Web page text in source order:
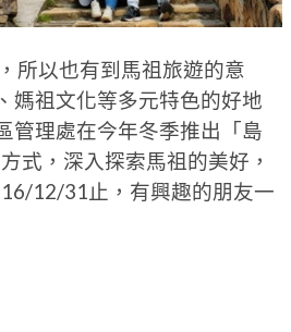
所以也有到馬祖旅遊的意
媽祖文化等多元特色的好地
管理處在今年冬季推出「島
式，深入探索馬祖的美好，
12/31止，有興趣的朋友一